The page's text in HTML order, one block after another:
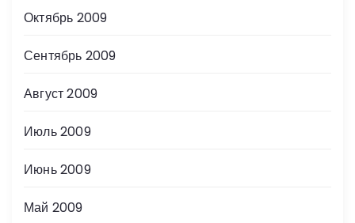
Октябрь 2009
Сентябрь 2009
Август 2009
Июль 2009
Июнь 2009
Май 2009